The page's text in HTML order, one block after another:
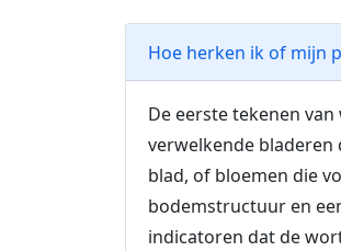
Hoe herken ik of mijn
De eerste tekenen
verwelkende
blad, of bloemen die
bodemstructuur en
indicatoren dat de